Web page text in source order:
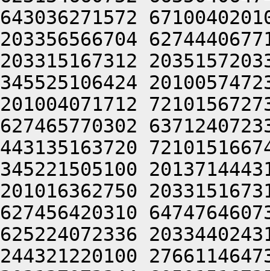
643036271572
203356566704
203315167312
345525106424
201004071712
627465770302
443135163720
345221505100
201016362750
627456420310
625224072336
244321220100